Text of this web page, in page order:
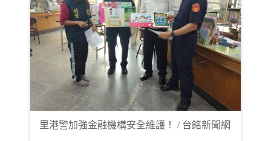
里港警加強金融機構安全維護！ / 台銘新聞網